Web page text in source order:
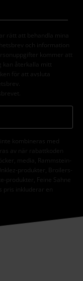
rätt att behandla mina
och information
kommer att
kan återkalla mitt
för att avsluta
kombineras med
av när rabattkoden
media, Rammstein-
produkter, Broilers-
produkter, Feine Sahne
pris inkluderar en